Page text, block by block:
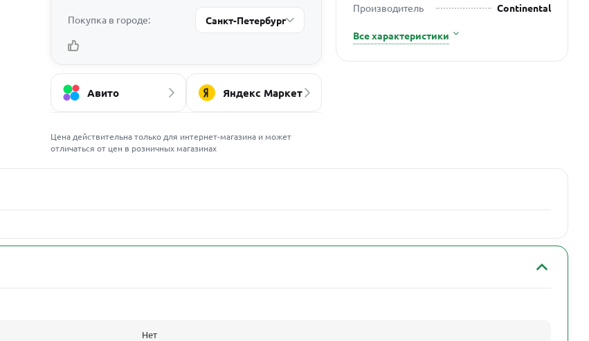
Покупка в городе: Санкт-Петербург
Авито Яндекс Маркет
Цена действительна только для интернет-магазина и может
отличаться от цен в розничных магазинах
Производитель
Continental
Все характеристики
Нет